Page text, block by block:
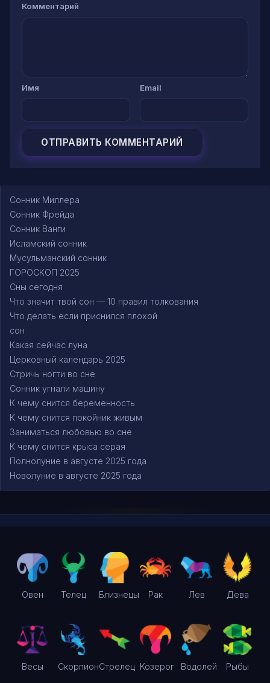
Комментарий
Имя Email
Сонник Миллера
Сонник Фрейда
Сонник Ванги
Исламский сонник
Мусульманский сонник
ГОРОСКОП 2025
Сны сегодня
Что значит твой сон — 10 правил толкования
Что делать если приснился плохой
сон
Какая сейчас луна
Церковный календарь 2025
Стричь ногти во сне
Сонник угнали машину
К чему снится беременность
К чему снится покойник живым
Заниматься любовью во сне
К чему снится крыса серая
Полнолуние в августе 2025 года
Новолуние в августе 2025 года
Овен Телец Близнецы Рак Лев Дева
Весы СкорпионСтрелец Козерог Водолей Рыбы